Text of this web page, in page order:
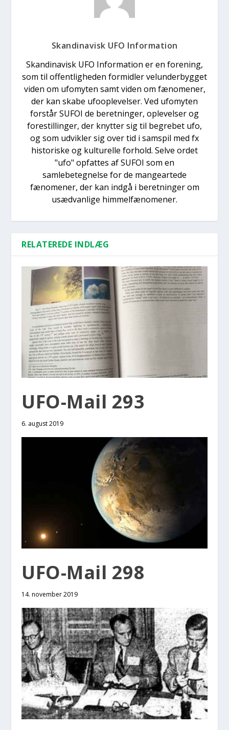
Skandinavisk UFO Information
Skandinavisk UFO Information er en forening,
som til offentligheden formidler velunderbygget
viden om ufomyten samt viden om fænomener,
der kan skabe ufooplevelser. Ved ufomyten
forstår SUFOI de beretninger, oplevelser og
forestillinger, der knytter sig til begrebet ufo,
og som udvikler sig over tid i samspil med fx
historiske og kulturelle forhold. Selve ordet
"ufo" opfattes af SUFOI som en
samlebetegnelse for de mangeartede
fænomener, der kan indgå i beretninger om
usædvanlige himmelfænomener.
RELATEREDE INDLÆG
UFO-Mail 293
6. august 2019
UFO-Mail 298
14. november 2019